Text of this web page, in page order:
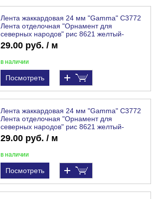
Лента жаккардовая 24 мм "Gamma" С3772
Лента отделочная "Орнамент для
северных народов" рис 8621 желтый-
бирюзовый
29.00 руб. / м
в наличии
Посмотреть
Лента жаккардовая 24 мм "Gamma" С3772
Лента отделочная "Орнамент для
северных народов" рис 8621 желтый-
зеленый
29.00 руб. / м
в наличии
Посмотреть